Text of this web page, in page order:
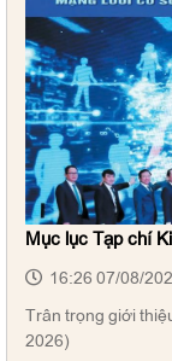
Mục lục Tạp chí
16:26 07/08/
Trân trọng giới
2026)